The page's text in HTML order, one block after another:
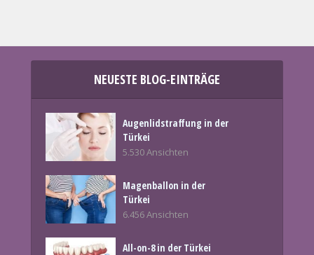
NEUESTE BLOG-EINTRÄGE
Augenlidstraffung in der
Türkei
5.530 Ansichten
Magenballon in der
Türkei
6.456 Ansichten
All-on-8 in der Türkei